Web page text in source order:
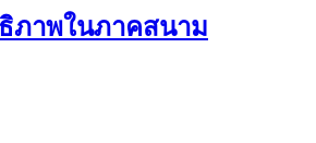
ภาพในภาคสนาม